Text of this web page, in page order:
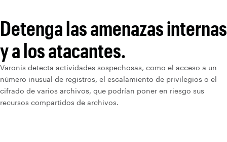
Detenga las amenazas internas
y a los atacantes.
Varonis detecta actividades sospechosas, como el acceso a un
número inusual de registros, el escalamiento de privilegios o el
cifrado de varios archivos, que podrían poner en riesgo sus
recursos compartidos de archivos.